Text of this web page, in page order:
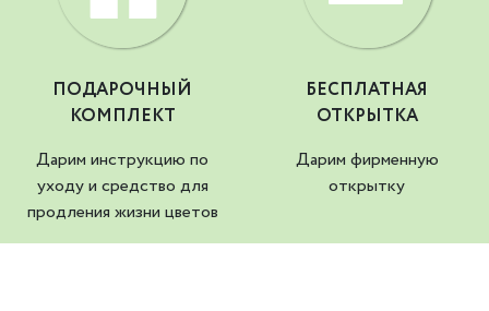
ПОДАРОЧНЫЙ
КОМПЛЕКТ
Дарим инструкцию по
уходу и средство для
продления жизни цветов
БЕСПЛАТНАЯ
ОТКРЫТКА
Дарим фирменную
открытку